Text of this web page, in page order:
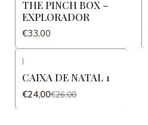
THE PINCH BOX –
EXPLORADOR
€33,00
|
CAIXA DE NATAL 1
€24,00€26,00